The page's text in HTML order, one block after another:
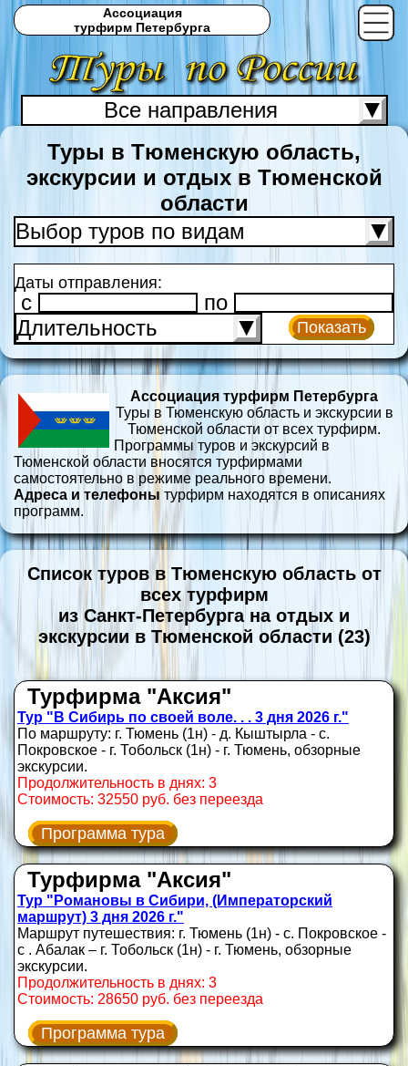
Ассоциация
турфирм Петербурга
Все направления
Туры в Тюменскую область,
экскурсии и отдых в Тюменской
области
Выбор туров по видам
Даты отправления:
c
по
Длительность
Показать
Ассоциация турфирм Петербурга
Туры в Тюменскую область и экскурсии в
Тюменской области от всех турфирм.
Программы туров и экскурсий в
Тюменской области вносятся турфирмами
самостоятельно в режиме реального времени.
Адреса и телефоны турфирм находятся в описаниях
программ.
Список туров в Тюменскую область от
всех турфирм
из Санкт-Петербурга на отдых и
экскурсии в Тюменской области (23)
Турфирма "Аксия"
Тур "В Сибирь по своей воле. . . 3 дня 2026 г."
По маршруту: г. Тюмень (1н) - д. Кыштырла - с.
Покровское - г. Тобольск (1н) - г. Тюмень, обзорные
экскурсии.
Продолжительность в днях: 3
Стоимость: 32550 руб. без переезда
Программа тура
Турфирма "Аксия"
Тур "Романовы в Сибири, (Императорский
маршрут) 3 дня 2026 г."
Маршрут путешествия: г. Тюмень (1н) - с. Покровское -
с . Абалак – г. Тобольск (1н) - г. Тюмень, обзорные
экскурсии.
Продолжительность в днях: 3
Стоимость: 28650 руб. без переезда
Программа тура